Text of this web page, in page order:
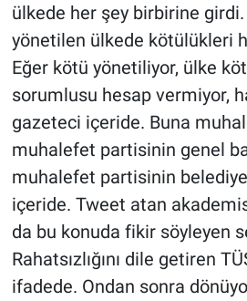
ülkede her şey birbirine
yönetilen ülkede kötülükleri
Eğer kötü yönetiliyor, ülke
sorumlusu hesap vermiyor,
gazeteci içeride. Buna
muhalefet partisinin genel
muhalefet partisinin
içeride. Tweet atan
da bu konuda fikir söyleyen
Rahatsızlığını dile getiren
ifadede. Ondan sonra